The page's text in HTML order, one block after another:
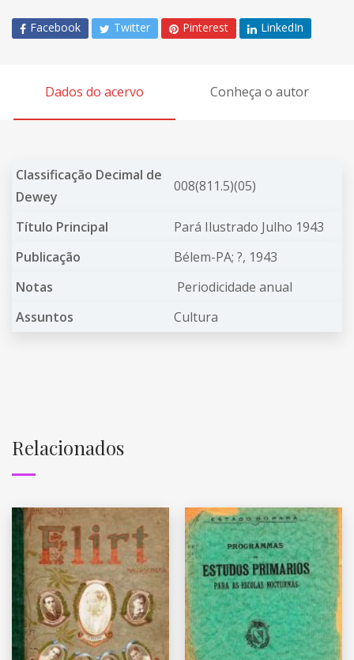
Facebook Twitter Pinterest LinkedIn
Dados do acervo Conheça o autor
Classificação Decimal de
Dewey
008(811.5)(05)
Título Principal
Pará Ilustrado Julho 1943
Publicação
Bélem-PA; ?, 1943
Notas
Periodicidade anual
Assuntos
Cultura
Relacionados